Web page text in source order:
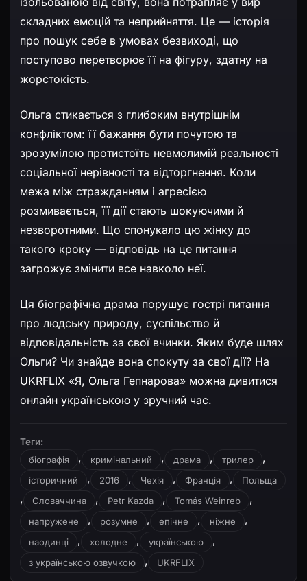
складних емоцій та неприйняття. Це — історія
про пошук себе в умовах безвиході, що
поступово перетворює її на фігуру, здатну на
жорстокість.
Ольга стикається з глибоким внутрішнім
конфліктом: її бажання бути почутою та
зрозумілою протистоїть невмолимій реальності
соціальної нерівності та відторгнення. Коли
межа між стражданням і агресією
розмивається, її дії стають шокуючими й
незворотними. Що спонукало цю жінку до
такого кроку — відповідь на це питання
загрожує змінити все навколо неї.
Ця біографічна драма порушує гострі питання
про людську природу, суспільство й
відповідальність за свої вчинки. Яким буде шлях
Ольги? Чи знайде вона спокуту за свої дії? На
UKRFLIX «Я, Ольга Гепнарова» можна дивитися
онлайн українською у зручний час.
Теги:
біографія
, кримінальний , драма , трилер ,
історичний , 2016 , Чехія , Франція , Польща
, Словаччина , Petr Kazda , Tomás Weinreb ,
напружене , розумне , епічне , ніжне ,
наодинці , холодне , українською ,
з українською озвучкою , UKRFLIX